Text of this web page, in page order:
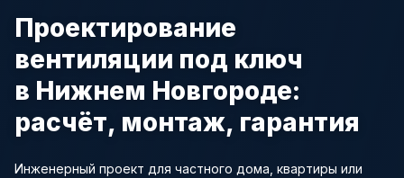
Проектирование
вентиляции под ключ
в Нижнем Новгороде:
расчёт, монтаж, гарантия
Инженерный проект для частного дома, квартиры или